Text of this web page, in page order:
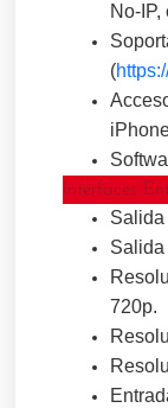
No-IP,
(
Interfaces
Salida
Salida
720p.